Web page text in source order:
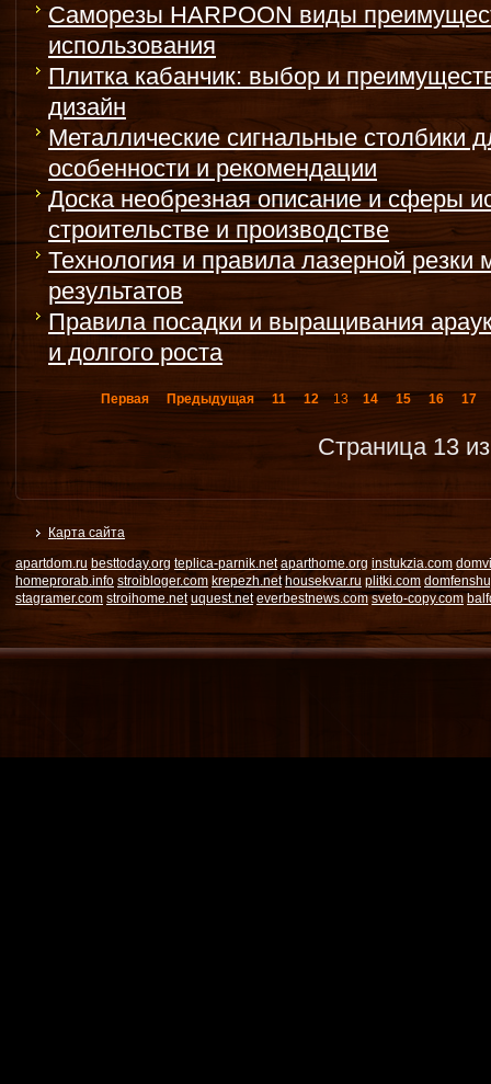
Саморезы HARPOON виды
использования
Плитка кабанчик: выбор и
дизайн
Металлические сигнальные столбики
особенности и рекомендации
Доска необрезная описание и сферы
строительстве и производстве
Технология и правила лазерной резки
результатов
Правила посадки и выращивания
и долгого роста
Первая Предыдущая 11 12 13 14 15 16 17
Страница 13
Карта сайта
apartdom.ru besttoday.org teplica-parnik.net aparthome.org instukzia.com
homeprorab.info stroibloger.com krepezh.net housekvar.ru plitki.com
stagramer.com stroihome.net uquest.net everbestnews.com sveto-copy.com